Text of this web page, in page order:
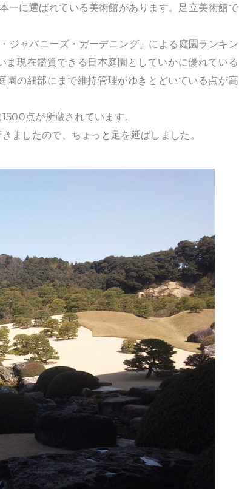
一に選ばれている美術館があります。足立美術館で
ャパニーズ・ガーデニング」による庭園ランキン
現在鑑賞できる日本庭園としていかに優れている
の細部にまで維持管理がゆきとどいている点が高
点が所蔵されています。
ましたので、ちょっと足を延ばしました。